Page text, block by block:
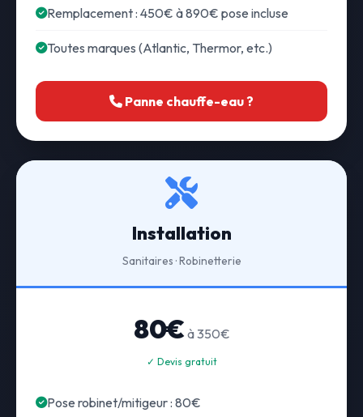
Remplacement : 450€ à 890€ pose incluse
Toutes marques (Atlantic, Thermor, etc.)
Panne chauffe-eau ?
Installation
Sanitaires · Robinetterie
80€ à 350€
✓ Devis gratuit
Pose robinet/mitigeur : 80€